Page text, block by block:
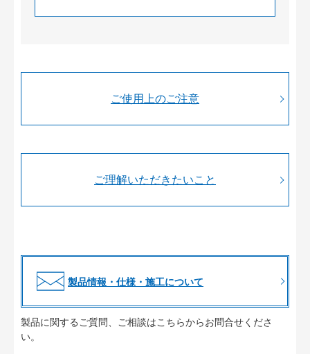
ご使用上のご注意
ご理解いただきたいこと
製品情報・仕様・施工について
製品に関するご質問、ご相談はこちらからお問合せくださ
い。